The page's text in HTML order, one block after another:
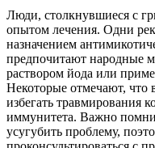
Люди, столкнувшиеся с
опытом лечения. Одни
назначением
предпочитают народные
раствором йода или
Некоторые отмечают, что
избегать травмирования
иммунитета. Важно
усугубить проблему,